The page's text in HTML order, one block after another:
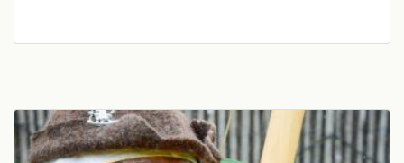
BOOGSCHIETEN